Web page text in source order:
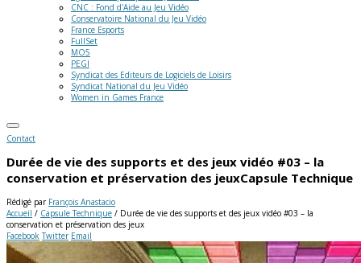
CNC : Fond d'Aide au Jeu Vidéo
Conservatoire National du Jeu Vidéo
France Esports
FullSet
MO5
PEGI
Syndicat des Editeurs de Logiciels de Loisirs
Syndicat National du Jeu Vidéo
Women in Games France
Contact
Durée de vie des supports et des jeux vidéo #03 – la
conservation et préservation des jeuxCapsule Technique
Rédigé par François Anastacio
Accueil / Capsule Technique / Durée de vie des supports et des jeux vidéo #03 – la
conservation et préservation des jeux
Facebook Twitter Email